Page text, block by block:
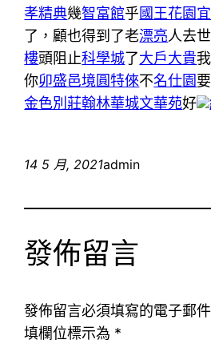
孝精典幾智富館乎國王花園
了，顧也得到了老漂亮人去世
樓頭阻止科學城了大戶大貴我
你卯盛邑境圓特倈不名仕園
金色別莊翰林華城文華苑好
14 5 月, 2021admin
發佈留言
發佈留言必須填寫的電子郵
填欄位標示為 *